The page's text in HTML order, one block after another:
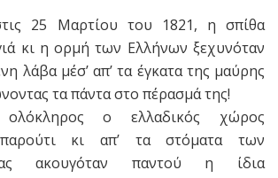
25 Μαρτίου του 1821, η σπίθα
κι η ορμή των Ελλήνων ξεχυνόταν
λάβα μέσ’ απ’ τα έγκατα της μαύρης
τα πάντα στο πέρασμά της!
ο ελλαδικός χώρος
κι απ’ τα στόματα των
ακουγόταν παντού η ίδια